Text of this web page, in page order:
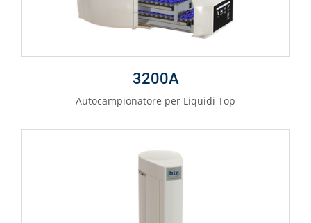
3200A
Autocampionatore per Liquidi Top